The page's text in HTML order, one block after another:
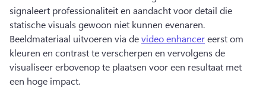
signaleert professionaliteit en aandacht voor detail die
Beeldmateriaal uitvoeren via de video enhancer eerst om
kleuren en contrast te verscherpen en vervolgens de
visualiseer erbovenop te plaatsen voor een resultaat met
een hoge impact.